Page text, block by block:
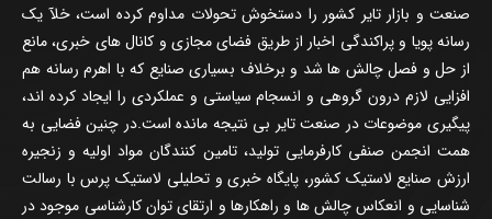
صنعت و بازار تایر کشور را دستخوش تحولات مداوم کرده است، خلآ یک
رسانه پویا و پراکندگی اخبار از طریق فضای مجازی و کانال های خبری، مانع
از حل و فصل چالش ها شد و برخلاف بسیاری صنایع که با اهرم رسانه هم
افزایی لازم درون گروهی و انسجام سیاستی و عملکردی را ایجاد کرده اند،
پیگیری موضوعات در صنعت تایر بی نتیجه مانده است.در چنین فضایی به
همت انجمن صنفی کارفرمایی تولید، تامین کنندگان مواد اولیه و زنجیره
ارزش صنایع لاستیک کشور، پایگاه خبری و تحلیلی لاستیک پرس با رسالت
شناسایی و انعکاس چالش ها و راهکارها و ارتقای توان کارشناسی موجود در